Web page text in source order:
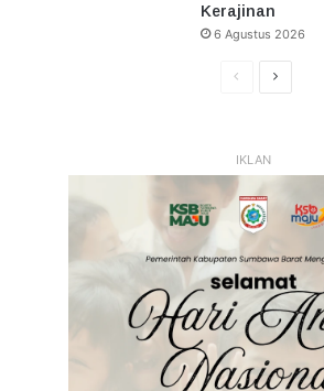
Kerajinan
6 Agustus 2026
HalamanHalaman
IKLAN